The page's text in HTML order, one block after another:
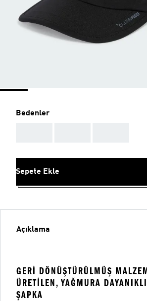
Bedenler
Sepete Ekle
Açıklama
GERI DÖNÜŞTÜRÜLMÜŞ
ÜRETILEN, YAĞMURA
ŞAPKA